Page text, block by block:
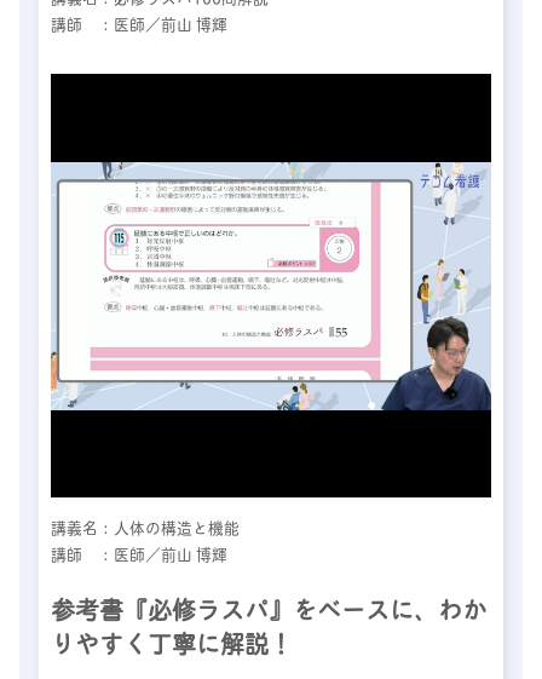
講師 ：医師／前山 博輝
講義名：人体の構造と機能
講師 ：医師／前山 博輝
参考書『必修ラスパ』をベースに、わか
りやすく丁寧に解説！